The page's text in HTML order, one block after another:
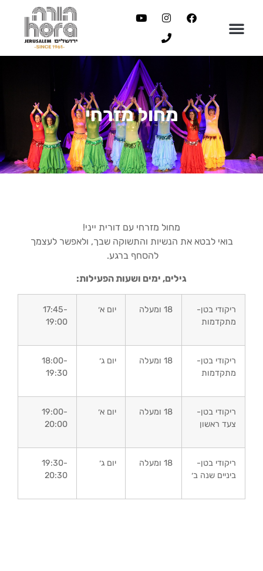
מחול מזרחי
מחול מזרחי עם דורית ייני!
בואי לבטא את הנשיות והתשוקה שבך, ולאפשר לעצמך
להסחף ברגע.
גילים, ימים ושעות הפעילות:
ריקודי בטן-
מתקדמות
18 ומעלה יום א׳
17:45-
19:00
ריקודי בטן-
מתקדמות
18 ומעלה יום ג׳
18:00-
19:30
ריקודי בטן-
צעד ראשון
18 ומעלה יום א׳
19:00-
20:00
ריקודי בטן-
ביניים שנה ב׳
18 ומעלה יום ג׳
19:30-
20:30